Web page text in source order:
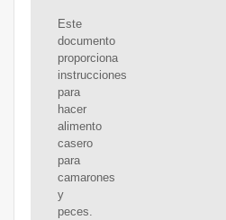
Este
documento
proporciona
instrucciones
para
hacer
alimento
casero
para
camarones
y
peces.